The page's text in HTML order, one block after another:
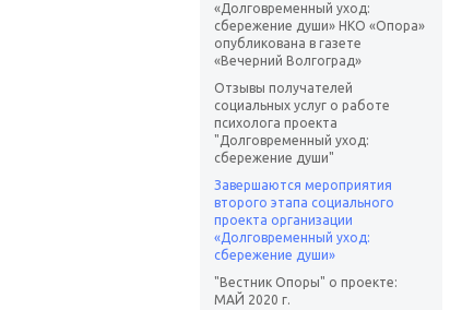
«Долговременный уход:
сбережение души» НКО «Опора»
опубликована в газете
«Вечерний Волгоград»
Отзывы получателей
социальных услуг о работе
психолога проекта
"Долговременный уход:
сбережение души"
Завершаются мероприятия
второго этапа социального
проекта организации
«Долговременный уход:
сбережение души»
"Вестник Опоры" о проекте:
МАЙ 2020 г.